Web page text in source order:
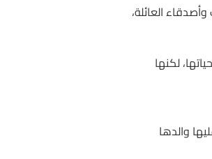
العائلة،
لكنها
والدها